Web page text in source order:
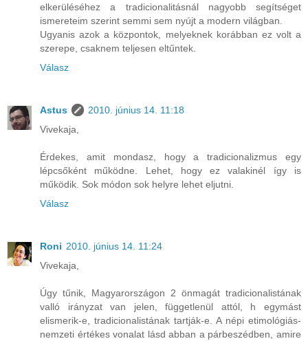
elkerüléséhez a tradicionalitásnál nagyobb segítséget
ismereteim szerint semmi sem nyújt a modern világban.
Ugyanis azok a központok, melyeknek korábban ez volt a
szerepe, csaknem teljesen eltűntek.
Válasz
Astus
2010. június 14. 11:18
Vivekaja,
Érdekes, amit mondasz, hogy a tradicionalizmus egy
lépcsőként működne. Lehet, hogy ez valakinél így is
működik. Sok módon sok helyre lehet eljutni.
Válasz
Roni 2010. június 14. 11:24
Vivekaja,
Úgy tűnik, Magyarországon 2 önmagát tradicionalistának
valló irányzat van jelen, függetlenül attól, h egymást
elismerik-e, tradicionalistának tartják-e. A népi etimológiás-
nemzeti értékes vonalat lásd abban a párbeszédben, amire